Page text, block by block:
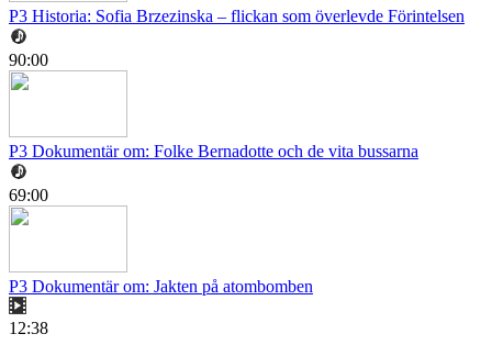
P3 Historia: Sofia Brzezinska – flickan som överlevde Förintelsen
90:00
P3 Dokumentär om: Folke Bernadotte och de vita bussarna
69:00
P3 Dokumentär om: Jakten på atombomben
12:38